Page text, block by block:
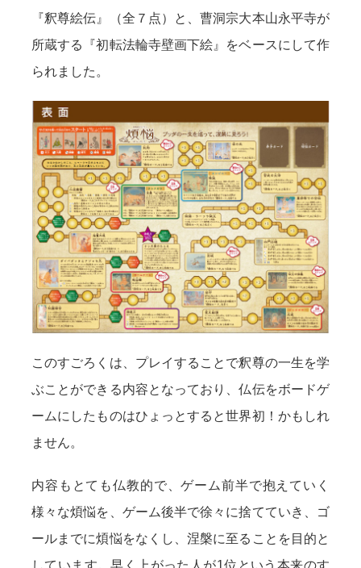
『釈尊絵伝』（全７点）と、曹洞宗大本山永平寺が
所蔵する『初転法輪寺壁画下絵』をベースにして作
られました。
このすごろくは、プレイすることで釈尊の一生を学
ぶことができる内容となっており、仏伝をボードゲ
ームにしたものはひょっとすると世界初！かもしれ
ません。
内容もとても仏教的で、ゲーム前半で抱えていく
様々な煩悩を、ゲーム後半で徐々に捨てていき、ゴ
ールまでに煩悩をなくし、涅槃に至ることを目的と